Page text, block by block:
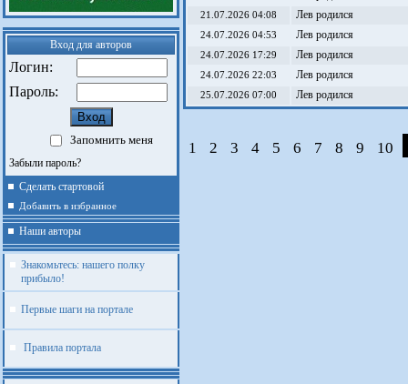
Вход для авторов
Логин:
Пароль:
Запомнить меня
Забыли пароль?
Сделать стартовой
Добавить в избранное
Наши авторы
Знакомьтесь: нашего полку
прибыло!
Первые шаги на портале
Правила портала
21.07.2026 04:08 Лев родился
24.07.2026 04:53 Лев родился
24.07.2026 17:29 Лев родился
24.07.2026 22:03 Лев родился
25.07.2026 07:00 Лев родился
1 2 3 4 5 6 7 8 9 10